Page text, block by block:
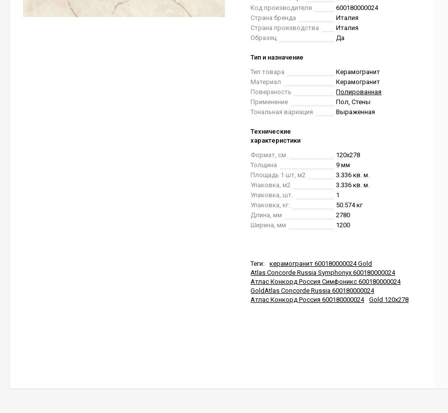
Код производителя
600180000024
Страна бренда
Италия
Страна производства
Италия
Образец
Да
Тип и назначение
Тип товара
Керамогранит
Материал
Керамогранит
Поверхность
Полированная
Применение
Пол, Стены
Тональная вариация
Выраженная
Технические
характеристики
Формат, см.
120x278
Толщина
9 мм
Площадь 1 шт, м2
3.336 кв. м.
Упаковка, м2
3.336 кв. м.
Упаковка, шт.
1
Упаковка, кг.
50.574 кг
Длина, мм
2780
Ширина, мм
1200
Теги:
керамогранит 600180000024 Gold
Atlas Concorde Russia Symphonyx 600180000024
Атлас Конкорд Россия Симфоникс 600180000024
GoldAtlas Concorde Russia 600180000024
Атлас Конкорд Россия 600180000024
Gold 120x278